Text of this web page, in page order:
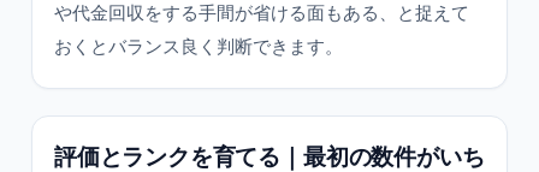
や代金回収をする手間が省ける面もある、と捉えて
おくとバランス良く判断できます。
評価とランクを育てる｜最初の数件がいち